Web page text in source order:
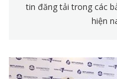
tin đăng tải trong các
hiện